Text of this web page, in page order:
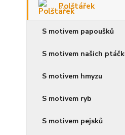
Polštářek
S motivem papoušků
S motivem našich
S motivem hmyzu
S motivem ryb
S motivem pejsků